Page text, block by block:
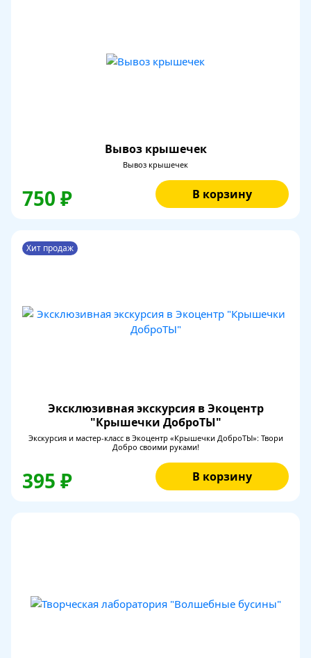
Вывоз крышечек
Вывоз крышечек
750 ₽ В корзину
Эксклюзивная экскурсия в Экоцентр
"Крышечки ДоброТЫ"
Хит продаж
Экскурсия и мастер-класс в Экоцентр «Крышечки ДоброТЫ»: Твори
Добро своими руками!
395 ₽ В корзину